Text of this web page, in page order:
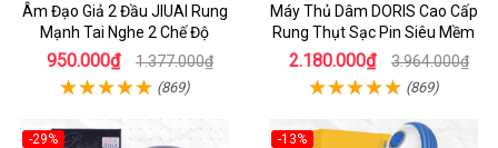
Âm Đạo Giả 2 Đầu JIUAI Rung
Mạnh Tai Nghe 2 Chế Độ
950.000₫ 1.377.000₫
(869)
Máy Thủ Dâm DORIS Cao Cấp
Rung Thụt Sạc Pin Siêu Mềm
2.180.000₫ 3.964.000₫
(869)
-29%
-13%